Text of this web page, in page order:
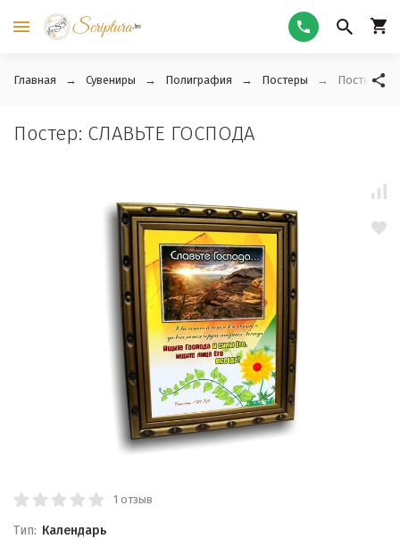
Главная Сувениры Полиграфия Постеры Постер:
Постер: СЛАВЬТЕ ГОСПОДА
1 отзыв
Тип: Календарь